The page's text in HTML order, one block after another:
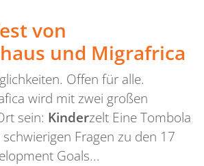
von
und Migrafrica
Offen für alle.
wird mit zwei großen
sein: Kinderzelt Eine Tombola
Fragen zu den 17
Goals...